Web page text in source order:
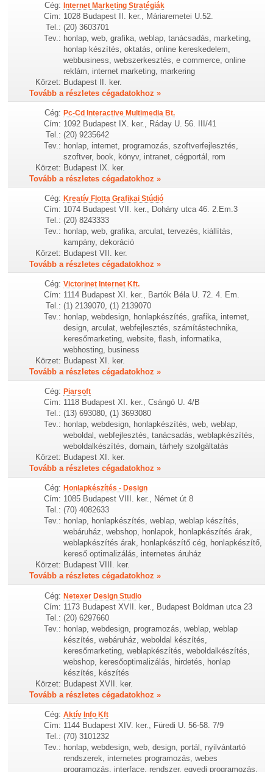
Cég: Internet Marketing Stratégiák
Cím: 1028 Budapest II. ker., Máriaremetei U.52.
Tel.: (20) 3603701
Tev.: honlap, web, grafika, weblap, tanácsadás, marketing,
honlap készítés, oktatás, online kereskedelem,
webbusiness, webszerkesztés, e commerce, online
reklám, internet marketing, markering
Körzet: Budapest II. ker.
Tovább a részletes cégadatokhoz »
Cég: Pc-Cd Interactive Multimedia Bt.
Cím: 1092 Budapest IX. ker., Ráday U. 56. III/41
Tel.: (20) 9235642
Tev.: honlap, internet, programozás, szoftverfejlesztés,
szoftver, book, könyv, intranet, cégportál, rom
Körzet: Budapest IX. ker.
Tovább a részletes cégadatokhoz »
Cég: Kreatív Flotta Grafikai Stúdió
Cím: 1074 Budapest VII. ker., Dohány utca 46. 2.Em.3
Tel.: (20) 8243333
Tev.: honlap, web, grafika, arculat, tervezés, kiállítás,
kampány, dekoráció
Körzet: Budapest VII. ker.
Tovább a részletes cégadatokhoz »
Cég: Victorinet Internet Kft.
Cím: 1114 Budapest XI. ker., Bartók Béla U. 72. 4. Em.
Tel.: (1) 2139070, (1) 2139070
Tev.: honlap, webdesign, honlapkészítés, grafika, internet,
design, arculat, webfejlesztés, számítástechnika,
keresőmarketing, website, flash, informatika,
webhosting, business
Körzet: Budapest XI. ker.
Tovább a részletes cégadatokhoz »
Cég: Piarsoft
Cím: 1118 Budapest XI. ker., Csángó U. 4/B
Tel.: (13) 693080, (1) 3693080
Tev.: honlap, webdesign, honlapkészítés, web, weblap,
weboldal, webfejlesztés, tanácsadás, weblapkészítés,
weboldalkészítés, domain, tárhely szolgáltatás
Körzet: Budapest XI. ker.
Tovább a részletes cégadatokhoz »
Cég: Honlapkészítés - Design
Cím: 1085 Budapest VIII. ker., Német út 8
Tel.: (70) 4082633
Tev.: honlap, honlapkészítés, weblap, weblap készítés,
webáruház, webshop, honlapok, honlapkészítés árak,
weblapkészítés árak, honlapkészítő cég, honlapkészítő,
kereső optimalizálás, internetes áruház
Körzet: Budapest VIII. ker.
Tovább a részletes cégadatokhoz »
Cég: Netexer Design Studio
Cím: 1173 Budapest XVII. ker., Budapest Boldman utca 23
Tel.: (20) 6297660
Tev.: honlap, webdesign, programozás, weblap, weblap
készítés, webáruház, weboldal készítés,
keresőmarketing, weblapkészítés, weboldalkészítés,
webshop, keresőoptimalizálás, hirdetés, honlap
készítés, készítés
Körzet: Budapest XVII. ker.
Tovább a részletes cégadatokhoz »
Cég: Aktív Info Kft
Cím: 1144 Budapest XIV. ker., Füredi U. 56-58. 7/9
Tel.: (70) 3101232
Tev.: honlap, webdesign, web, design, portál, nyilvántartó
rendszerek, internetes programozás, webes
programozás, interface, rendszer, egyedi programozás,